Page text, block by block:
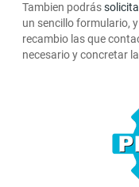
Tambien podrás
un sencillo formulario,
recambio las que
necesario y concretar